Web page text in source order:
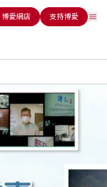
博愛網店 支持博愛